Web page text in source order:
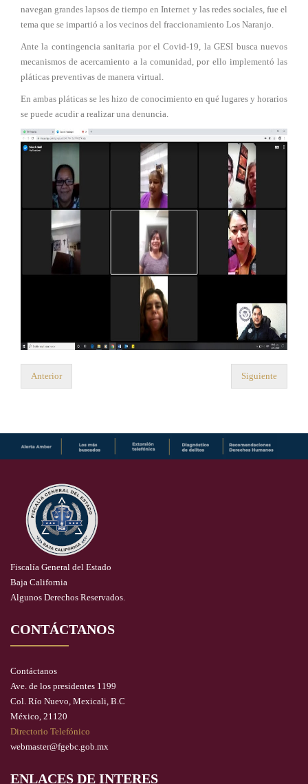
navegan grandes lapsos de tiempo en Internet y las redes sociales, fue el
tema que se impartió a los vecinos del fraccionamiento Los Naranjo.
Ante la contingencia sanitaria por el Covid-19, la GESI busca nuevos
mecanismos de acercamiento a la comunidad, por ello implementó las
pláticas preventivas de manera virtual.
En ambas pláticas se les hizo de conocimiento en qué lugares y horarios
se puede acudir a realizar una denuncia.
Anterior Siguiente
Fiscalía General del Estado
Baja California
Algunos Derechos Reservados.
CONTÁCTANOS
Contáctanos
Ave. de los presidentes 1199
Col. Río Nuevo, Mexicali, B.C
México, 21120
Directorio Telefónico
webmaster@fgebc.gob.mx
ENLACES DE INTERES